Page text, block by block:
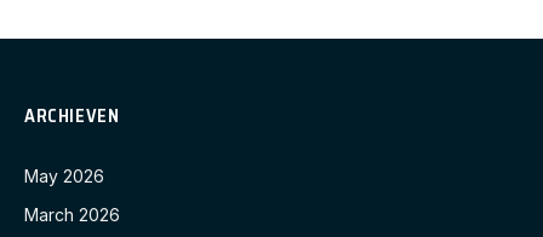
ARCHIEVEN
May 2026
March 2026